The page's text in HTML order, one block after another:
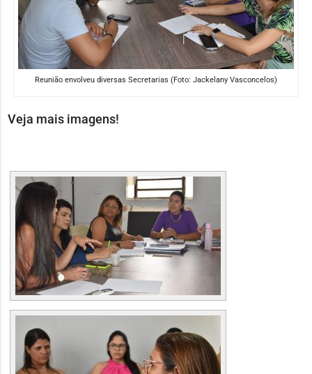
Reunião envolveu diversas Secretarias (Foto: Jackelany Vasconcelos)
Veja mais imagens!